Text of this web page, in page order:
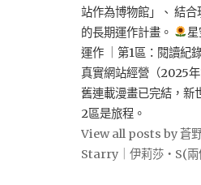
站作為博物館」、 結
的長期運作計畫。
運作 ｜第1區：閱讀紀
真實網站經營（2025年
舊連載漫畫已完結，新
2區是旅程。
View all posts by 蒼
Starry｜伊莉莎・S(兩